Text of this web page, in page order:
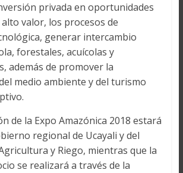
privada en oportunidades
valor, los procesos de
generar intercambio
forestales, acuícolas y
además de promover la
medio ambiente y del turismo
de la Expo Amazónica 2018 estará
regional de Ucayali y del
y Riego, mientras que la
se realizará a través de la